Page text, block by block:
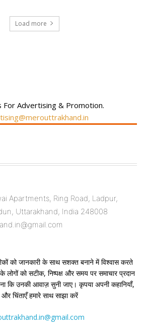
Load more
For Advertising & Promotion.
Apartments, Ring Road, Ladpur,
Uttarakhand, India 248008
को जानकारी के साथ सशक्त बनाने में विश्वास करते
लोगों को सटीक, निष्पक्ष और समय पर समाचार प्रदान
कि उनकी आवाज़ सुनी जाए। कृपया अपनी कहानियाँ,
और चिंताएँ हमारे साथ साझा करें